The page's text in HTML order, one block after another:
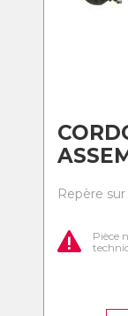
Repère
Pièce